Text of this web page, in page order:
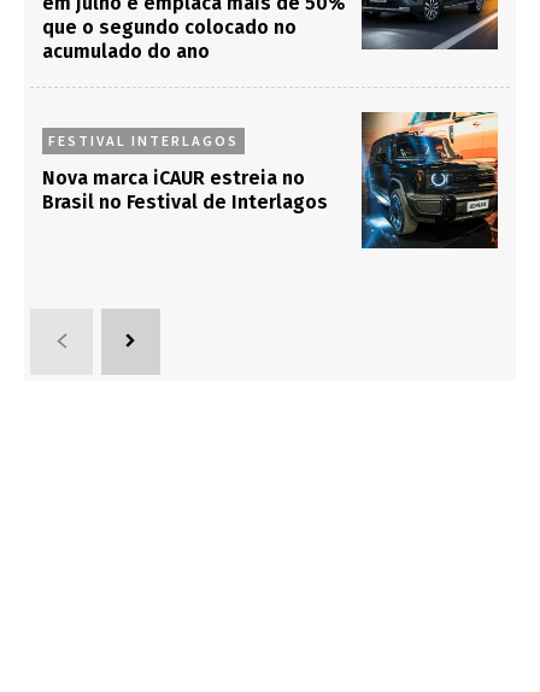
que o segundo colocado no
acumulado do ano
FESTIVAL INTERLAGOS
Nova marca iCAUR estreia no
Brasil no Festival de Interlagos